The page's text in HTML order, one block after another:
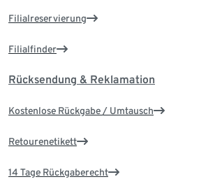
Filialreservierung
Filialfinder
Rücksendung & Reklamation
Kostenlose Rückgabe / Umtausch
Retourenetikett
14 Tage Rückgaberecht